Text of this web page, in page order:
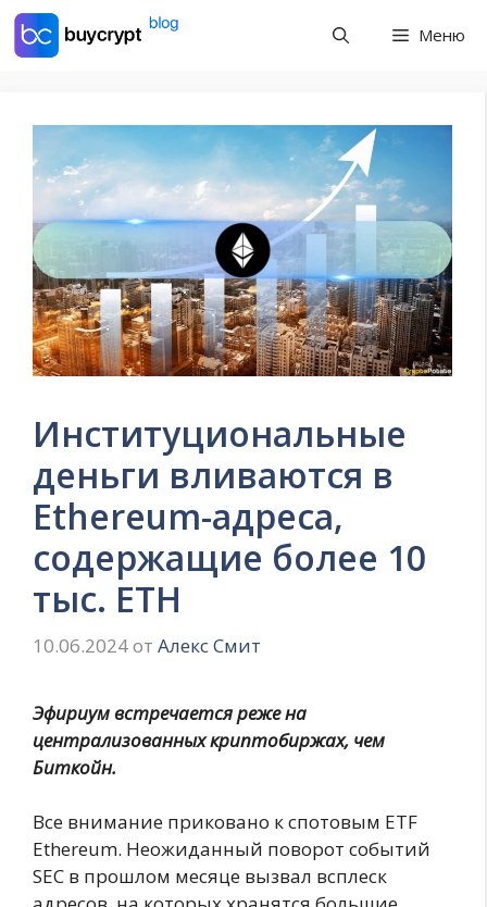
Перейти
Меню
Институциональные
деньги вливаются в
Ethereum-адреса,
содержащие более 10
тыс. ETH
10.06.2024от Алекс Смит
Эфириум встречается реже на
централизованных криптобиржах, чем
Биткойн.
Все внимание приковано к спотовым ETF
Ethereum. Неожиданный поворот событий
SEC в прошлом месяце вызвал всплеск